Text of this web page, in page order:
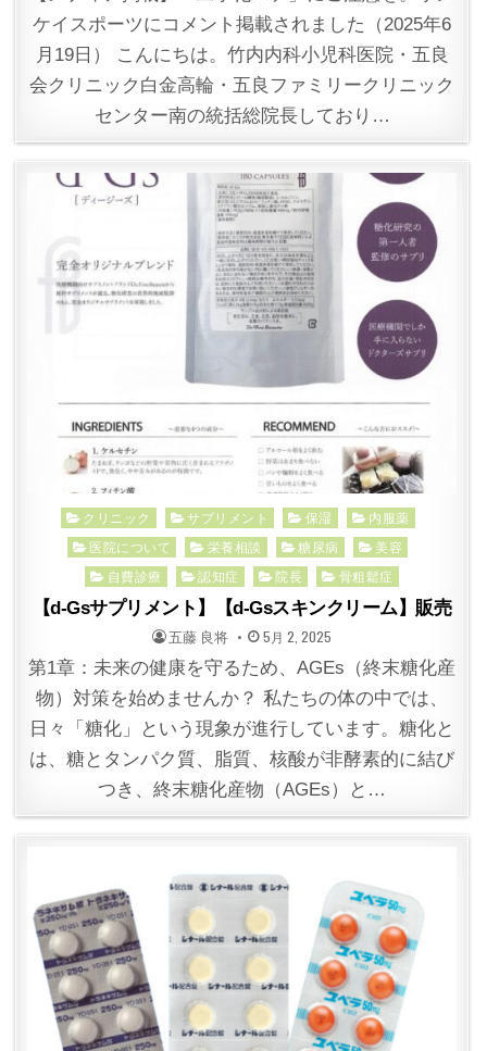
ケイスポーツにコメント掲載されました（2025年6
月19日） こんにちは。竹内内科小児科医院・五良
会クリニック白金高輪・五良ファミリークリニック
センター南の統括総院長しており…
Posted
in
クリニック サプリメント 保湿
内服薬
医院について
栄養相談 糖尿病
美容
自費診療
認知症 院長 骨粗鬆症
【d-Gsサプリメント】【d-Gsスキンクリーム】販売
POSTED
BY
五藤 良将 POSTED
ON
5月 2, 2025
第1章：未来の健康を守るため、AGEs（終末糖化産
物）対策を始めませんか？ 私たちの体の中では、
日々「糖化」という現象が進行しています。糖化と
は、糖とタンパク質、脂質、核酸が非酵素的に結び
つき、終末糖化産物（AGEs）と…